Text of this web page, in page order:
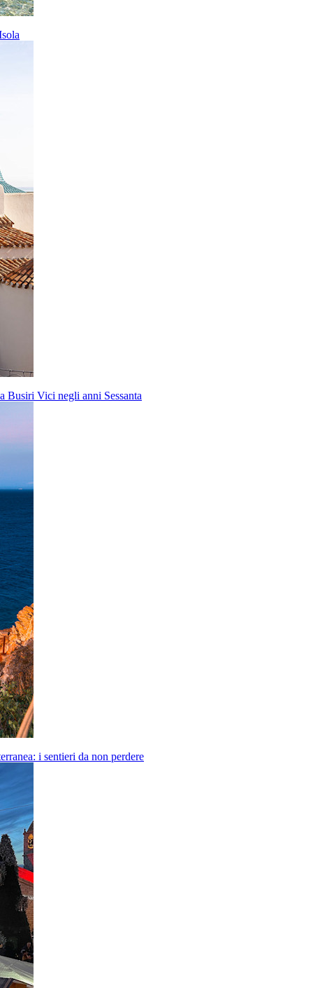
Busiri Vici negli anni Sessanta
i sentieri da non perdere